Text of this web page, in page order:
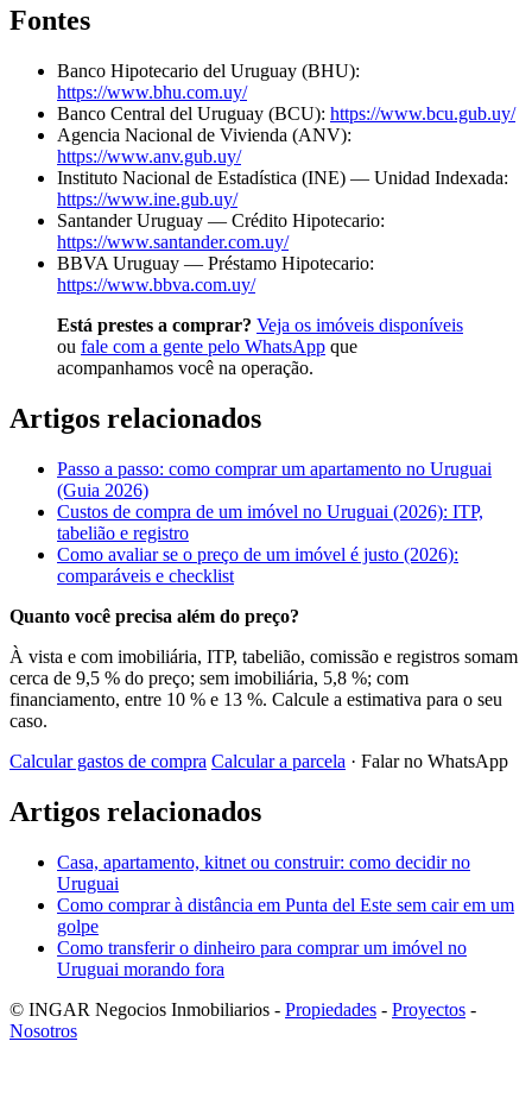
Fontes
Banco Hipotecario del Uruguay (BHU):
https://www.bhu.com.uy/
Banco Central del Uruguay (BCU): https://www.bcu.gub.uy/
Agencia Nacional de Vivienda (ANV):
https://www.anv.gub.uy/
Instituto Nacional de Estadística (INE) — Unidad Indexada:
https://www.ine.gub.uy/
Santander Uruguay — Crédito Hipotecario:
https://www.santander.com.uy/
BBVA Uruguay — Préstamo Hipotecario:
https://www.bbva.com.uy/
Está prestes a comprar? Veja os imóveis disponíveis
ou fale com a gente pelo WhatsApp que
acompanhamos você na operação.
Artigos relacionados
Passo a passo: como comprar um apartamento no Uruguai
(Guia 2026)
Custos de compra de um imóvel no Uruguai (2026): ITP,
tabelião e registro
Como avaliar se o preço de um imóvel é justo (2026):
comparáveis e checklist
Quanto você precisa além do preço?
À vista e com imobiliária, ITP, tabelião, comissão e registros somam
cerca de 9,5 % do preço; sem imobiliária, 5,8 %; com
financiamento, entre 10 % e 13 %. Calcule a estimativa para o seu
caso.
Calcular gastos de compra Calcular a parcela · Falar no WhatsApp
Artigos relacionados
Casa, apartamento, kitnet ou construir: como decidir no
Uruguai
Como comprar à distância em Punta del Este sem cair em um
golpe
Como transferir o dinheiro para comprar um imóvel no
Uruguai morando fora
© INGAR Negocios Inmobiliarios - Propiedades - Proyectos -
Nosotros